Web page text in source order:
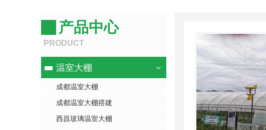
镀锌管件
镀锌管件
产品中心
PRODUCT
温室大棚
成都温室大棚
成都温室大棚搭建
西昌玻璃温室大棚